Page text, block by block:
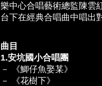
樂中心合唱藝術總監陳雲
台下在經典合唱曲中唱出
曲目
1.安坑國小合唱團
－ 《鯽仔魚娶某》
－ 《花樹下》